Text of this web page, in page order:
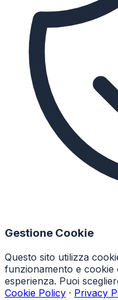
Gestione Cookie
Questo sito utilizza
funzionamento e cookie
esperienza. Puoi
Cookie Policy · Privacy